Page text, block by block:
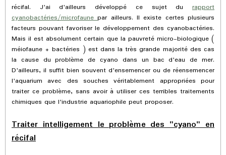
récifal. J'ai d'ailleurs développé ce sujet du rapport
cyanobactéries/microfaunepar ailleurs. Il existe certes plusieurs
facteurs pouvant favoriser le développement des cyanobactéries.
Mais il est absolument certain que la pauvreté micro-biologique (
méiofaune + bactéries ) est dans la très grande majorité des cas
la cause du problème de cyano dans un bac d'eau de mer.
D'ailleurs, il suffit bien souvent d'ensemencer ou de réensemencer
l'aquarium avec des souches véritablement appropriées pour
traiter ce problème, sans avoir à utiliser ces terribles traitements
chimiques que l'industrie aquariophile peut proposer.
Traiter intelligement le problème des "cyano" en
récifal